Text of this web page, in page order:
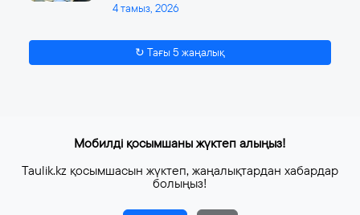
4 тамыз, 2026
↻ Тағы 5 жаңалық
Мобилді қосымшаны жүктеп алыңыз!
Taulik.kz қосымшасын жүктеп, жаңалықтардан хабардар
болыңыз!